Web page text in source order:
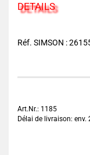
DETAILS
Réf. SIMSON :
Art.Nr.: 1185
Délai de livraison: